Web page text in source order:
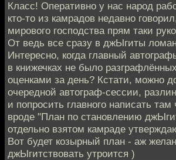
Класс! Оперативно у нас народ
кто-то из камрадов недавно
мирового господства прям таки
От ведь все сразу в джЫгиты
Интересно, когда главный
в книжечках не было
оценками за день? Кстати, можно
очередной автограф-сессии,
и попросить главного написать там
вроде "План по становлению
отдельно взятом камраде
Вот будет козырный план - аж
джЫгитствовать утроится )